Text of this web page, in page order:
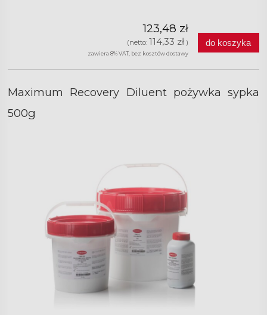
123,48 zł
(netto: 114,33 zł)
zawiera 8% VAT, bez kosztów dostawy
do koszyka
Maximum Recovery Diluent pożywka sypka
500g